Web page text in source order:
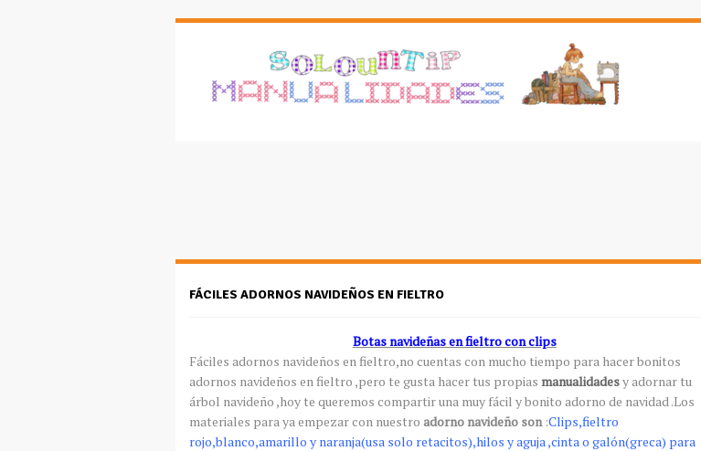
FÁCILES ADORNOS NAVIDEÑOS EN FIELTRO
Botas navideñas en fieltro con clips
Fáciles adornos navideños en fieltro,no cuentas con mucho tiempo para hacer bonitos
adornos navideños en fieltro ,pero te gusta hacer tus propias manualidadesy adornar tu
árbol navideño ,hoy te queremos compartir una muy fácil y bonito adorno de navidad .Los
materiales para ya empezar con nuestro adorno navideño son:Clips,fieltro
rojo,blanco,amarillo y naranja(usa solo retacitos),hilos y aguja ,cinta o galón(greca) para